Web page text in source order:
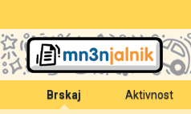
Brskaj Aktivnost